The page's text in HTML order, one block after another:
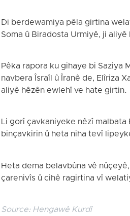
Di berdewamiya pêla girtina
Soma û Biradosta Urmiyê, ji
Pêka rapora ku gihaye bi Saziya
navbera Îsraîl û Îranê de, Elîriza
aliyê hêzên ewlehî ve hate girtin.
Li gorî çavkaniyeke nêzî
binçavkirin û heta niha tevî
Heta dema belavbûna vê
çarenivîs û cihê ragirtina vî
Source: Hengawê Kurdî